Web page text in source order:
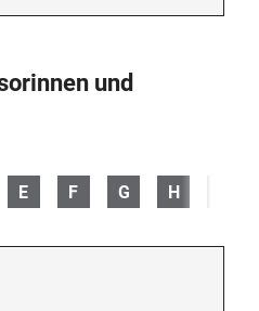
und
E F G H